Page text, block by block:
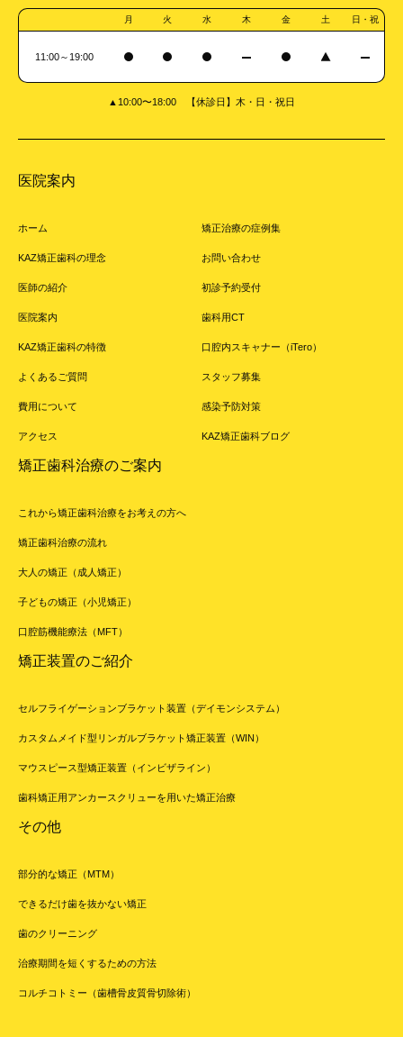
月 火 水 木 金 土 日・祝
11:00～19:00
▲10:00〜18:00 【休診日】木・日・祝日
医院案内
ホーム
KAZ矯正歯科の理念
医師の紹介
医院案内
KAZ矯正歯科の特徴
よくあるご質問
費用について
アクセス
矯正治療の症例集
お問い合わせ
初診予約受付
歯科用CT
口腔内スキャナー（iTero）
スタッフ募集
感染予防対策
KAZ矯正歯科ブログ
矯正歯科治療のご案内
これから矯正歯科治療をお考えの方へ
矯正歯科治療の流れ
大人の矯正（成人矯正）
子どもの矯正（小児矯正）
口腔筋機能療法（MFT）
矯正装置のご紹介
セルフライゲーションブラケット装置（デイモンシステム）
カスタムメイド型リンガルブラケット矯正装置（WIN）
マウスピース型矯正装置（インビザライン）
歯科矯正用アンカースクリューを用いた矯正治療
その他
部分的な矯正（MTM）
できるだけ歯を抜かない矯正
歯のクリーニング
治療期間を短くするための方法
コルチコトミー（歯槽骨皮質骨切除術）